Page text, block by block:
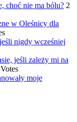
choć nie ma bólu? 2
w Oleśnicy dla
nigdy wcześniej
jeśli zależy mi na
moje